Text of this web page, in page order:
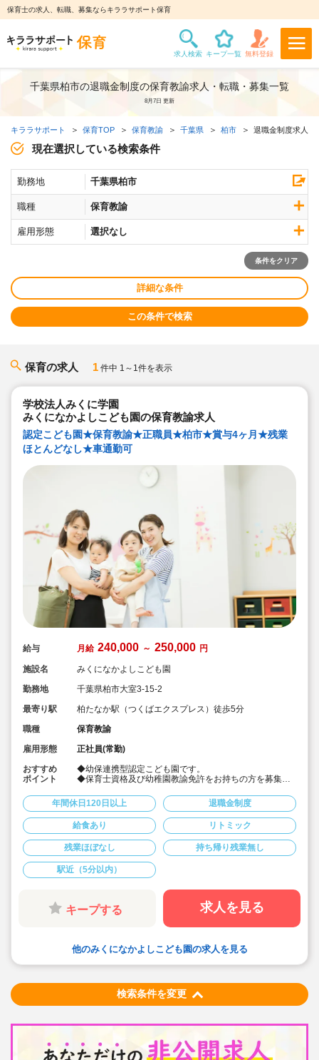
保育士の求人、転職、募集ならキララサポート保育
千葉県柏市の退職金制度の保育教諭求人・転職・募集一覧
8月7日 更新
キララサポート 保育TOP 保育教諭 千葉県 柏市 退職金制度求人
現在選択している検索条件
勤務地 千葉県柏市
職種 保育教諭
雇用形態 選択なし
条件をクリア
詳細な条件
この条件で検索
保育の求人 1 件中 1～1件を表示
学校法人みくに学園
みくになかよしこども園の保育教諭求人
認定こども園★保育教諭★正職員★柏市★賞与4ヶ月★残業
ほとんどなし★車通勤可
給与 月給 240,000 ～ 250,000 円
施設名
みくになかよしこども園
勤務地
千葉県柏市大室3-15-2
最寄り駅
柏たなか駅（つくばエクスプレス）徒歩5分
職種
保育教諭
雇用形態
正社員(常勤)
おすすめ
ポイント
◆幼保連携型認定こども園です。
◆保育士資格及び幼稚園教諭免許をお持ちの方を募集。
◆賞与4ヶ月♪！
◆時間外は平均2時間程度
◆持ち帰り仕事なし
年間休日120日以上 退職金制度
給食あり リトミック
残業ほぼなし 持ち帰り残業無し
駅近（5分以内）
キープする 求人を見る
他のみくになかよしこども園の求人を見る
検索条件を変更